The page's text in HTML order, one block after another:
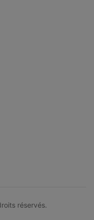
réservés.